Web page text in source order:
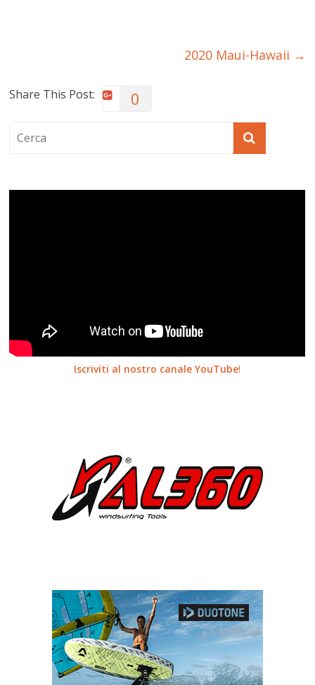
2020 Maui-Hawaii →
Share This Post: 0
Iscriviti al nostro canale YouTube!